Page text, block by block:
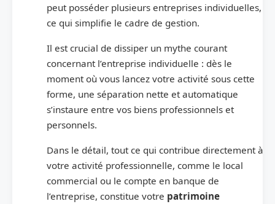
peut posséder plusieurs entreprises individuelles,
ce qui simplifie le cadre de gestion.
Il est crucial de dissiper un mythe courant
concernant l’entreprise individuelle : dès le
moment où vous lancez votre activité sous cette
forme, une séparation nette et automatique
s’instaure entre vos biens professionnels et
personnels.
Dans le détail, tout ce qui contribue directement à
votre activité professionnelle, comme le local
commercial ou le compte en banque de
l’entreprise, constitue votre patrimoine